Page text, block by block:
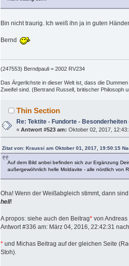
Bin nicht traurig. Ich weiß ihn ja in guten
Bernd
(247553) Berndpauli = 2002 RV234
Das Ärgerlichste in dieser Welt ist, dass die
Zweifel sind. (Bertrand Russell, britischer Philosoph
Thin Section
Re: Tektite - Fundorte - Besonderheiten
«Antwort #523 am: Oktober 02, 2017,
Zitat von: Kraussi am Oktober 01, 2017, 19:50:15
Auf dem Bild anbei befinden sich zur Ergänzung
außergewöhnlich helle Moldavite - alle nördlich von
Oha! Wenn der Weißabgleich stimmt, dann
hell!
A propos: siehe auch den Beitrag* von
Antwort #336 am: März 04, 2016, 22:42:31
* und Michas Beitrag auf der gleichen Seite
Stoh).